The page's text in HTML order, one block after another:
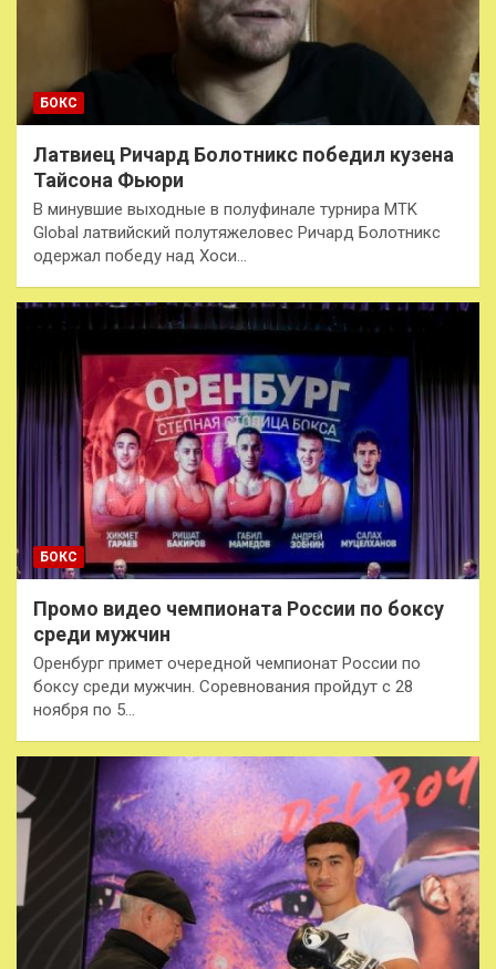
БОКС
Латвиец Ричард Болотникс победил кузена
Тайсона Фьюри
В минувшие выходные в полуфинале турнира MTK
Global латвийский полутяжеловес Ричард Болотникс
одержал победу над Хоси…
БОКС
Промо видео чемпионата России по боксу
среди мужчин
Оренбург примет очередной чемпионат России по
боксу среди мужчин. Соревнования пройдут с 28
ноября по 5…